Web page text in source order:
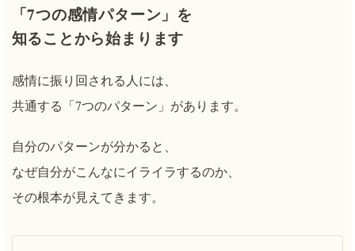
「7つの感情パターン」を
知ることから始まります
感情に振り回される人には、
共通する「7つのパターン」があります。
自分のパターンが分かると、
なぜ自分がこんなにイライラするのか、
その根本が見えてきます。